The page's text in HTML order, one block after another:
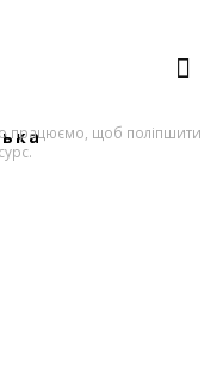
працюємо, щоб поліпшити